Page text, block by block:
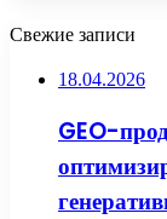
Свежие записи
18.04.2026
GEO-